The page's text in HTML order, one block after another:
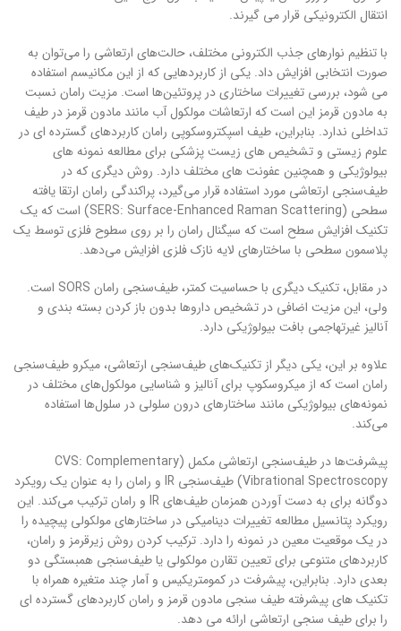
انتقال الکترونیکی قرار می گیرند.
با تنظیم نوارهای جذب الکترونی مختلف، حالت‌های ارتعاشی را می‌توان به
صورت انتخابی افزایش داد. یکی از کاربردهایی که از این مکانیسم استفاده
می شود، بررسی تغییرات ساختاری در پروتئین‌ها است. مزیت رامان نسبت
به مادون قرمز این است که ارتعاشات مولکول آب مانند مادون قرمز در طیف
تداخلی ندارد. بنابراین، طیف اسپکتروسکوپی رامان کاربردهای گسترده ای در
علوم زیستی و تشخیص های زیست پزشکی برای مطالعه نمونه های
بیولوژیکی و همچنین عفونت های مختلف دارد. روش دیگری که در
طیف‌سنجی ارتعاشی مورد استفاده قرار می‌گیرد، پراکندگی رامان ارتقا یافته
سطحی (SERS: Surface-Enhanced Raman Scattering) است که یک
تکنیک افزایش سطح است که سیگنال رامان را بر روی سطوح فلزی توسط یک
پلاسمون سطحی با ساختارهای لایه نازک فلزی افزایش می‌دهد.
در مقابل، تکنیک دیگری با حساسیت کمتر، طیف‌سنجی رامان SORS است.
ولی، این مزیت اضافی در تشخیص داروها بدون باز کردن بسته بندی و
آنالیز غیرتهاجمی بافت بیولوژیکی دارد.
علاوه بر این، یکی دیگر از تکنیک‌های طیف‌سنجی ارتعاشی، میکرو طیف‌سنجی
رامان است که از میکروسکوپ برای آنالیز و شناسایی مولکول‌های مختلف در
نمونه‌های بیولوژیکی مانند ساختارهای درون سلولی در سلول‌ها استفاده
می‌کند.
پیشرفت‌ها در طیف‌سنجی ارتعاشی مکمل (CVS: Complementary
Vibrational Spectroscopy) طیف‌سنجی IR و رامان را به عنوان یک رویکرد
دوگانه برای به دست آوردن همزمان طیف‌های IR و رامان ترکیب می‌کند. این
رویکرد پتانسیل مطالعه تغییرات دینامیکی در ساختارهای مولکولی پیچیده را
در یک موقعیت معین در نمونه را دارد. ترکیب کردن روش زیرقرمز و رامان،
کاربردهای متنوعی برای تعیین تقارن مولکولی یا طیف‌سنجی همبستگی دو
بعدی دارد. بنابراین، پیشرفت در کمومتریکیس و آمار چند متغیره همراه با
تکنیک های پیشرفته طیف سنجی مادون قرمز و رامان کاربردهای گسترده ای
را برای طیف سنجی ارتعاشی ارائه می دهد.